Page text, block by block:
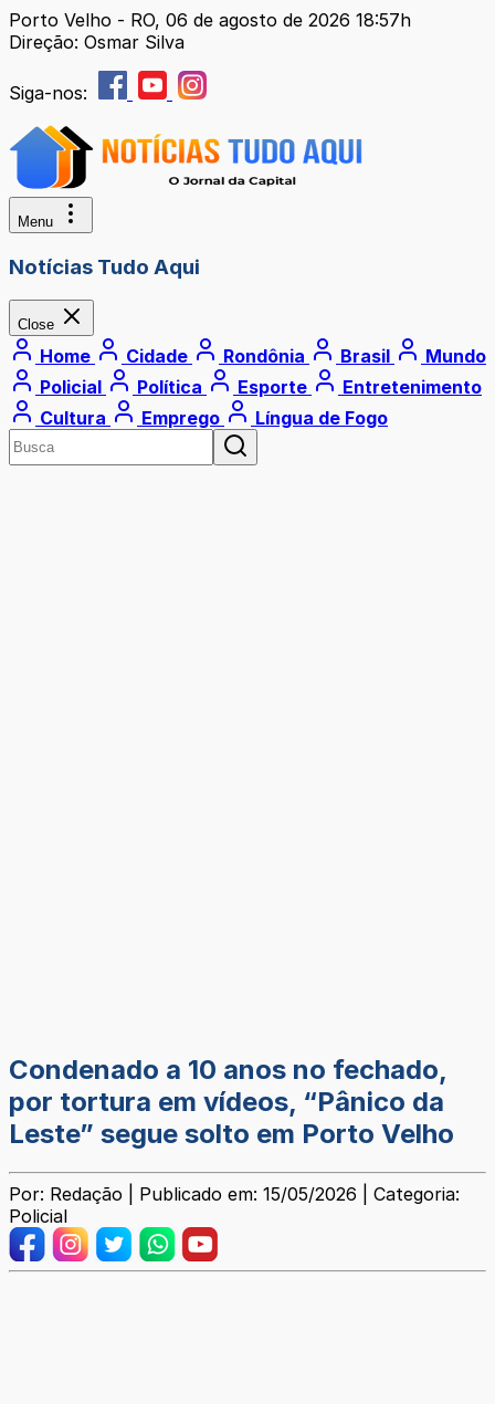
Porto Velho - RO, 06 de agosto de 2026 18:57h
Direção: Osmar Silva
Siga-nos:
Menu
Notícias Tudo Aqui
Close
Home Cidade Rondônia Brasil
Mundo
Policial
Política Esporte
Entretenimento
Cultura
Emprego Língua de Fogo
Condenado a 10 anos no fechado,
por tortura em vídeos, “Pânico da
Leste” segue solto em Porto Velho
Por: Redação | Publicado em: 15/05/2026 | Categoria:
Policial